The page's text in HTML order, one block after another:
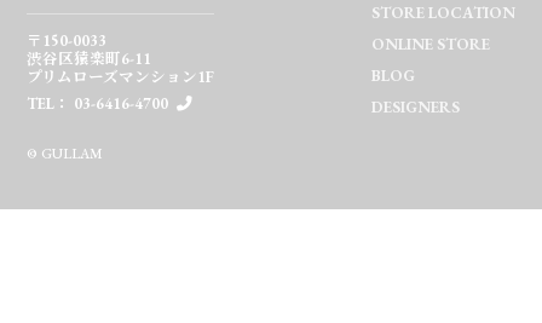
〒150-0033
渋谷区猿楽町6-11
プリムローズマンション1F
TEL： 03-6416-4700
STORE LOCATION
ONLINE STORE
BLOG
DESIGNERS
© GULLAM